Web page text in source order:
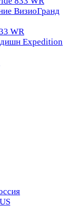
ВизиоГранд
WR
Expedition